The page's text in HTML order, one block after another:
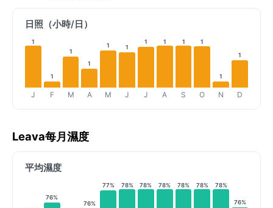
日照（小時/日）
1
J
1
F
1
M
1
A
1
M
1
J
1
J
1
A
1
S
1
O
1
N
1
D
Leava每月濕度
平均濕度
76%
76%
77% 78% 78% 78% 78% 78% 78%
76%